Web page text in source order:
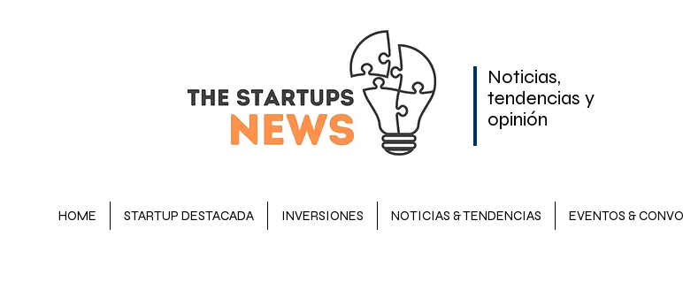
Noticias,
tendencias y
opinión
HOME STARTUP DESTACADA INVERSIONES NOTICIAS & TENDENCIAS EVENTOS &